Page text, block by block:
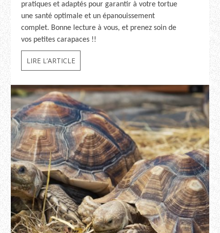
pratiques et adaptés pour garantir à votre tortue
une santé optimale et un épanouissement
complet. Bonne lecture à vous, et prenez soin de
vos petites carapaces !!
LIRE L’ARTICLE